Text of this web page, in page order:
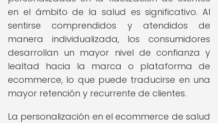
en el ámbito de la salud es significativo. Al
sentirse comprendidos y atendidos de
manera individualizada, los consumidores
desarrollan un mayor nivel de confianza y
lealtad hacia la marca o plataforma de
ecommerce, lo que puede traducirse en una
mayor retención y recurrente de clientes.
La personalización en el ecommerce de salud